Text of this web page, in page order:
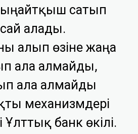
сатып
алады.
алып өзіне жаңа
ала алмайды,
ала алмайды
механизмдері
Ұлттық банк өкілі.